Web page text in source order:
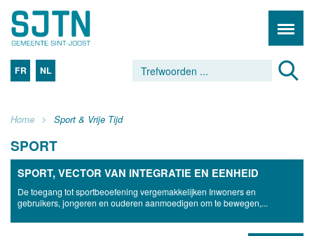
FR NL
Home Sport & Vrije Tijd
SPORT
SPORT, VECTOR VAN INTEGRATIE EN EENHEID
De toegang tot sportbeoefening vergemakkelijken Inwoners en
gebruikers, jongeren en ouderen aanmoedigen om te bewegen,...